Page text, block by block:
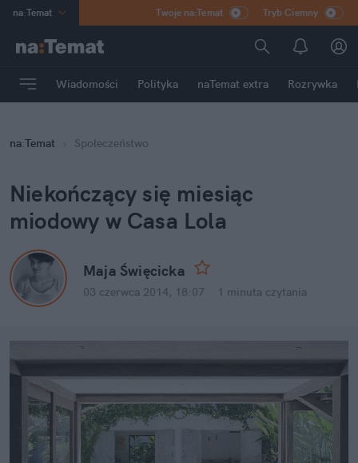
na:Temat
Poland
mama
Rozrywka
Twoje na:Temat Tryb Ciemny
Wiadomości Polityka naTemat extra Rozrywka
na:Temat Społeczeństwo
Niekończący się miesiąc
miodowy w Casa Lola
Maja Święcicka
03 czerwca 2014, 18:07 1 minuta czytania